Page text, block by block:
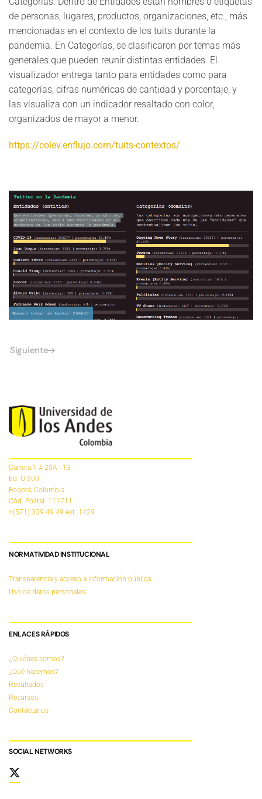
de personas, lugares, productos, organizaciones, etc., más
mencionadas en el contexto de los tuits durante la
pandemia. En Categorías, se clasificaron por temas más
generales que pueden reunir distintas entidades. El
visualizador entrega tanto para entidades como para
categorías, cifras numéricas de cantidad y porcentaje, y
las visualiza con un indicador resaltado con color,
organizados de mayor a menor.
https://colev.enflujo.com/tuits-contextos/
Siguiente
Carrera 1 # 20A - 13
Ed. Q-300
Bogotá, Colombia
Cód. Postal: 111711
+(571) 339 49 49 ext. 1429
NORMATIVIDAD INSTITUCIONAL
Transparencia y acceso a información pública
Uso de datos personales
ENLACES RÁPIDOS
¿Quiénes somos?
¿Qué hacemos?
Resultados
Recursos
Contáctanos
SOCIAL NETWORKS